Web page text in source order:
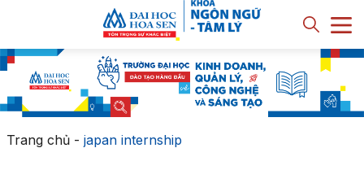
Trang chủ- japan internship